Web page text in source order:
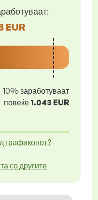
EUR
10% заработуваат
повеќе 1.043 EUR
графиконот?
со другите